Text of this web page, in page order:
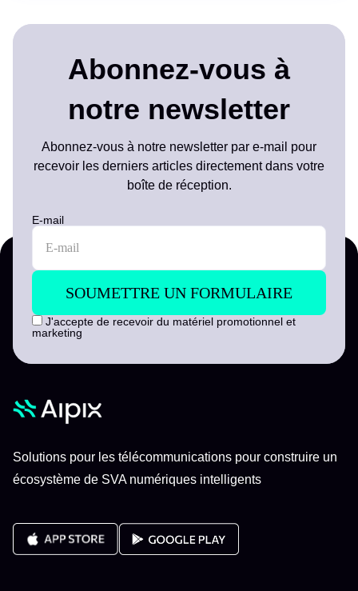
Abonnez-vous à
notre newsletter
Abonnez-vous à notre newsletter par e-mail pour
recevoir les derniers articles directement dans votre
boîte de réception.
E-mail
J'accepte de recevoir du matériel promotionnel et
marketing
Solutions pour les télécommunications pour construire un
écosystème de SVA numériques intelligents